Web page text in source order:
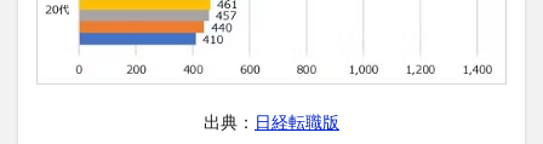
出典： 日経転職版